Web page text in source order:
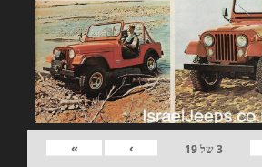
3של19
›
»